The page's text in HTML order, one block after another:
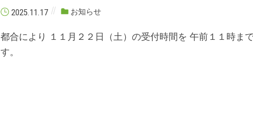
2025.11.17 お知らせ
都合により １１月２２日（土）の受付時間を 午前１１時ま
す。